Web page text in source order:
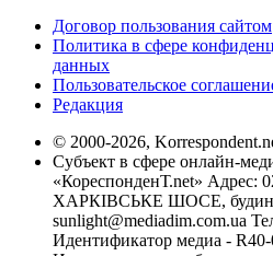
Договор пользования сайтом
Политика в сфере
данных
Пользовательское
Редакция
© 2000-2026,
Субъект в сфере онлайн-
«КореспонденТ.net» Адрес:
ХАРКІВСЬКЕ ШОСЕ,
sunlight@mediadim.com.ua
Идентификатор медиа -